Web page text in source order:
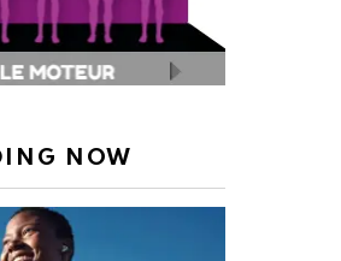
NOW